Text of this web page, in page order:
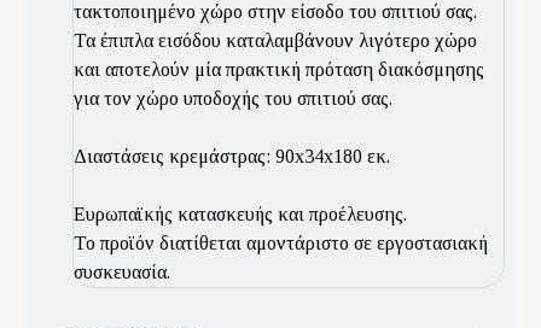
τακτοποιημένο χώρο στην είσοδο του σπιτιού σας.
Τα έπιπλα εισόδου καταλαμβάνουν λιγότερο χώρο
και αποτελούν μία πρακτική πρόταση διακόσμησης
για τον χώρο υποδοχής του σπιτιού σας.
Διαστάσεις κρεμάστρας: 90x34x180 εκ.
Ευρωπαϊκής κατασκευής και προέλευσης.
Το προϊόν διατίθεται αμοντάριστο σε εργοστασιακή
συσκευασία.